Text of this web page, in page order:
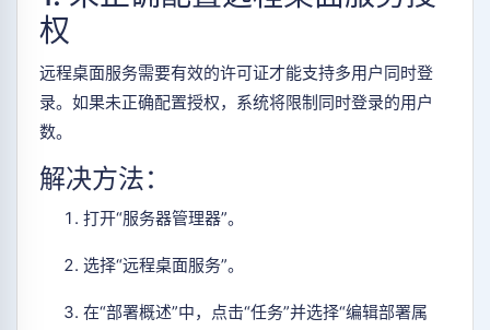
权
远程桌面服务需要有效的许可证才能支持多用户同时登
录。如果未正确配置授权，系统将限制同时登录的用户
数。
解决方法：
打开“服务器管理器”。
选择“远程桌面服务”。
在“部署概述”中，点击“任务”并选择“编辑部署属